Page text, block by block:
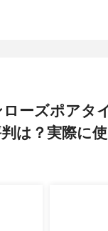
ーズポアタ
は？実際に